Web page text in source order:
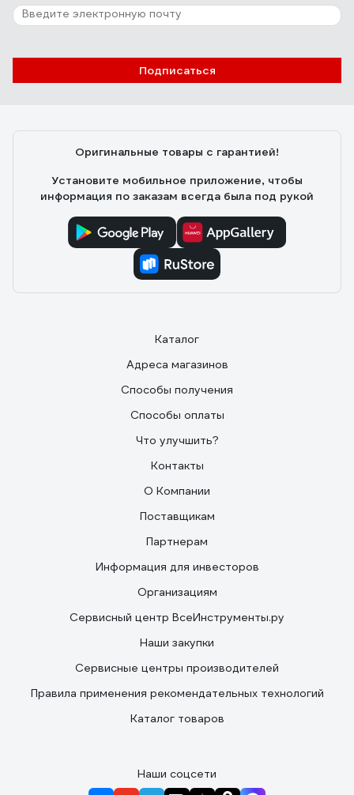
Отзыв о кабеле КВК-В-2 PROCONNECT
2х0,50кв. мм /CCA/, /96/, 200м., белый 01-
Подписаться
Оригинальные товары с гарантией!
Установите мобильное приложение, чтобы
информация по заказам всегда была под рукой
Каталог
Адреса магазинов
Способы получения
Способы оплаты
Что улучшить?
Контакты
О Компании
Поставщикам
Партнерам
Информация для инвесторов
Организациям
Сервисный центр ВсеИнструменты.ру
Наши закупки
Сервисные центры производителей
Правила применения рекомендательных технологий
Каталог товаров
Наши соцсети